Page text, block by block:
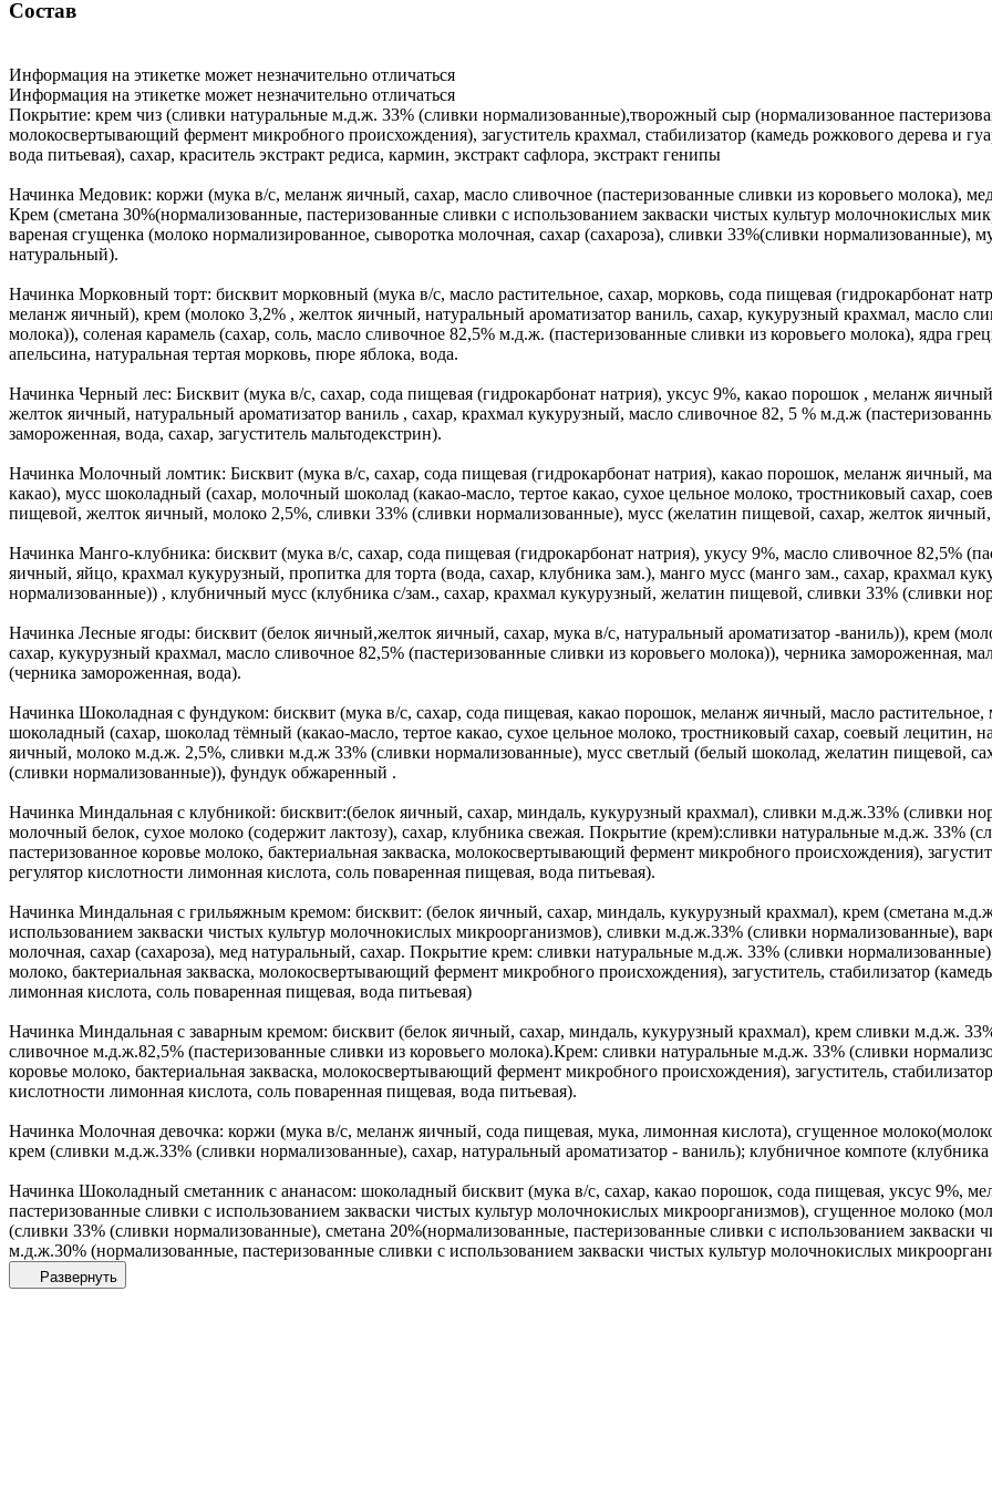
Состав
Информация на этикетке может незначительно отличаться
Информация на этикетке может незначительно отличаться
Покрытие: крем чиз (сливки натуральные м.д.ж. 33% (сливки нормализованные),творожный сыр (нормализованное
молокосвертывающий фермент микробного происхождения), загуститель крахмал, стабилизатор (камедь рожкового дерева и
вода питьевая), сахар, краситель экстракт редиса, кармин, экстракт сафлора, экстракт генипы
Начинка Медовик: коржи (мука в/с, меланж яичный, сахар, масло сливочное (пастеризованные сливки из коровьего молока),
Крем (сметана 30%(нормализованные, пастеризованные сливки с использованием закваски чистых культур молочнокислых
вареная сгущенка (молоко нормализированное, сыворотка молочная, сахар (сахароза), сливки 33%(сливки нормализованные),
натуральный).
Начинка Морковный торт: бисквит морковный (мука в/с, масло растительное, сахар, морковь, сода пищевая (гидрокарбонат
меланж яичный), крем (молоко 3,2% , желток яичный, натуральный ароматизатор ваниль, сахар, кукурузный крахмал, масло
молока)), соленая карамель (сахар, соль, масло сливочное 82,5% м.д.ж. (пастеризованные сливки из коровьего молока), ядра
апельсина, натуральная тертая морковь, пюре яблока, вода.
Начинка Черный лес: Бисквит (мука в/с, сахар, сода пищевая (гидрокарбонат натрия), уксус 9%, какао порошок , меланж
желток яичный, натуральный ароматизатор ваниль , сахар, крахмал кукурузный, масло сливочное 82, 5 % м.д.ж
замороженная, вода, сахар, загуститель мальтодекстрин).
Начинка Молочный ломтик: Бисквит (мука в/с, сахар, сода пищевая (гидрокарбонат натрия), какао порошок, меланж яичный,
какао), мусс шоколадный (сахар, молочный шоколад (какао-масло, тертое какао, сухое цельное молоко, тростниковый сахар,
пищевой, желток яичный, молоко 2,5%, сливки 33% (сливки нормализованные), мусс (желатин пищевой, сахар, желток
Начинка Манго-клубника: бисквит (мука в/с, сахар, сода пищевая (гидрокарбонат натрия), укусу 9%, масло сливочное 82,5%
яичный, яйцо, крахмал кукурузный, пропитка для торта (вода, сахар, клубника зам.), манго мусс (манго зам., сахар, крахмал
нормализованные)) , клубничный мусс (клубника с/зам., сахар, крахмал кукурузный, желатин пищевой, сливки 33% (сливки
Начинка Лесные ягоды: бисквит (белок яичный,желток яичный, сахар, мука в/с, натуральный ароматизатор -ваниль)), крем
сахар, кукурузный крахмал, масло сливочное 82,5% (пастеризованные сливки из коровьего молока)), черника замороженная,
(черника замороженная, вода).
Начинка Шоколадная с фундуком: бисквит (мука в/с, сахар, сода пищевая, какао порошок, меланж яичный, масло растительное,
шоколадный (сахар, шоколад тёмный (какао-масло, тертое какао, сухое цельное молоко, тростниковый сахар, соевый лецитин,
яичный, молоко м.д.ж. 2,5%, сливки м.д.ж 33% (сливки нормализованные), мусс светлый (белый шоколад, желатин пищевой,
(сливки нормализованные)), фундук обжаренный .
Начинка Миндальная с клубникой: бисквит:(белок яичный, сахар, миндаль, кукурузный крахмал), сливки м.д.ж.33% (сливки
молочный белок, сухое молоко (содержит лактозу), сахар, клубника свежая. Покрытие (крем):сливки натуральные м.д.ж. 33%
пастеризованное коровье молоко, бактериальная закваска, молокосвертывающий фермент микробного происхождения),
регулятор кислотности лимонная кислота, соль поваренная пищевая, вода питьевая).
Начинка Миндальная с грильяжным кремом: бисквит: (белок яичный, сахар, миндаль, кукурузный крахмал), крем (сметана
использованием закваски чистых культур молочнокислых микроорганизмов), сливки м.д.ж.33% (сливки нормализованные),
молочная, сахар (сахароза), мед натуральный, сахар. Покрытие крем: сливки натуральные м.д.ж. 33% (сливки
молоко, бактериальная закваска, молокосвертывающий фермент микробного происхождения), загуститель, стабилизатор
лимонная кислота, соль поваренная пищевая, вода питьевая)
Начинка Миндальная с заварным кремом: бисквит (белок яичный, сахар, миндаль, кукурузный крахмал), крем сливки м.д.ж.
сливочное м.д.ж.82,5% (пастеризованные сливки из коровьего молока).Крем: сливки натуральные м.д.ж. 33% (сливки
коровье молоко, бактериальная закваска, молокосвертывающий фермент микробного происхождения), загуститель,
кислотности лимонная кислота, соль поваренная пищевая, вода питьевая).
Начинка Молочная девочка: коржи (мука в/с, меланж яичный, сода пищевая, мука, лимонная кислота), сгущенное
крем (сливки м.д.ж.33% (сливки нормализованные), сахар, натуральный ароматизатор - ваниль); клубничное компоте
Начинка Шоколадный сметанник с ананасом: шоколадный бисквит (мука в/с, сахар, какао порошок, сода пищевая, уксус 9%,
пастеризованные сливки с использованием закваски чистых культур молочнокислых микроорганизмов), сгущенное молоко
(сливки 33% (сливки нормализованные), сметана 20%(нормализованные, пастеризованные сливки с использованием закваски
м.д.ж.30% (нормализованные, пастеризованные сливки с использованием закваски чистых культур молочнокислых
Развернуть